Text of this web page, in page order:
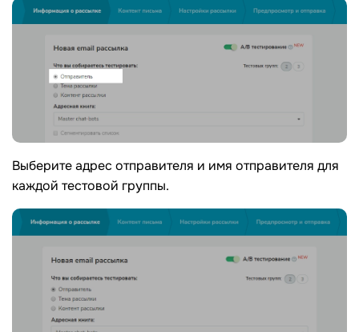
Выберите адрес отправителя и имя отправителя для
каждой тестовой группы.